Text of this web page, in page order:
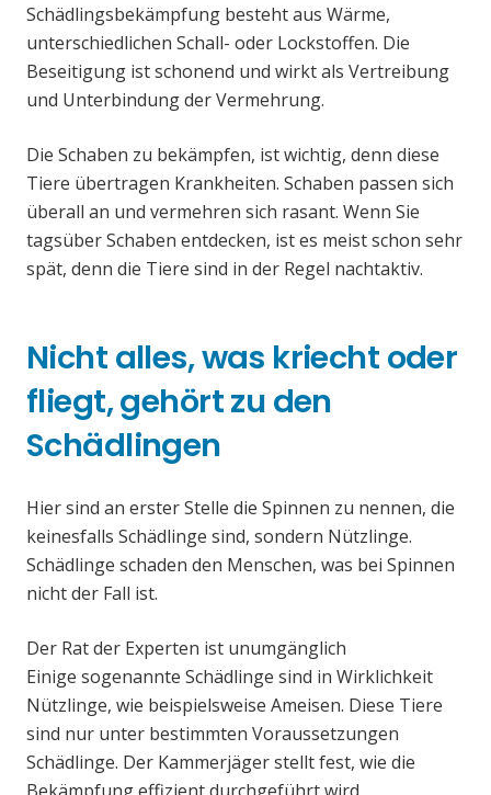
Schädlingsbekämpfung besteht aus Wärme,
unterschiedlichen Schall- oder Lockstoffen. Die
Beseitigung ist schonend und wirkt als Vertreibung
und Unterbindung der Vermehrung.
Die Schaben zu bekämpfen, ist wichtig, denn diese
Tiere übertragen Krankheiten. Schaben passen sich
überall an und vermehren sich rasant. Wenn Sie
tagsüber Schaben entdecken, ist es meist schon sehr
spät, denn die Tiere sind in der Regel nachtaktiv.
Nicht alles, was kriecht oder
fliegt, gehört zu den
Schädlingen
Hier sind an erster Stelle die Spinnen zu nennen, die
keinesfalls Schädlinge sind, sondern Nützlinge.
Schädlinge schaden den Menschen, was bei Spinnen
nicht der Fall ist.
Der Rat der Experten ist unumgänglich
Einige sogenannte Schädlinge sind in Wirklichkeit
Nützlinge, wie beispielsweise Ameisen. Diese Tiere
sind nur unter bestimmten Voraussetzungen
Schädlinge. Der Kammerjäger stellt fest, wie die